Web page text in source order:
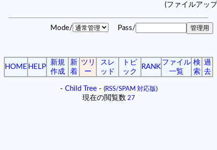
(ファイルアッ
Mode/ Pass/
HOME HELP
新規
作成
新
着
ツリ
ー
スレ
ッド
トピ
ック
RANK
ファイル
一覧
検
索
過
去
- Child Tree- (RSS/SPAM 対応版)
現在の閲覧数 27